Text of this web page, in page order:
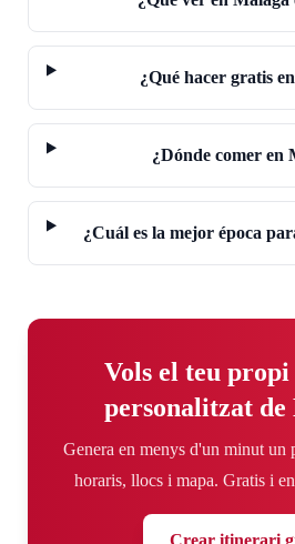
¿Qué hacer gratis
¿Dónde comer en
¿Cuál es la mejor época
Vols el teu
personalitzat de
Genera en menys d'un minut un
horaris, llocs i mapa. Gratis i
Crear itinerari